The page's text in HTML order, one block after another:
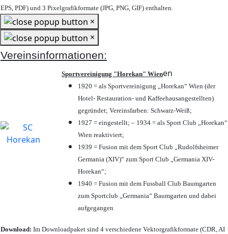
EPS, PDF) und 3 Pixelgrafikformate (JPG, PNG, GIF) enthalten.
×
×
Vereinsinformationen:
Sportvereinigung "Horekan" Wienen
1920 = als Sportvereinigung „Horekan“ Wien (der
Hotel- Restauration- und Kaffeehausangestellten)
gegründet; Vereinsfarben: Schwarz-Weiß;
1927 = eingestellt; – 1934 = als Sport Club „Horekan“
Wien reaktiviert;
1939 = Fusion mit dem Sport Club „Rudolfsheimer
Germania (XIV)“ zum Sport Club „Germania XIV-
Horekan“;
1940 = Fusion mit dem Fussball Club Baumgarten
zum Sportclub „Germania“ Baumgarten und dabei
aufgegangen
Download: Im Downloadpaket sind 4 verschiedene Vektorgrafikformate (CDR, AI